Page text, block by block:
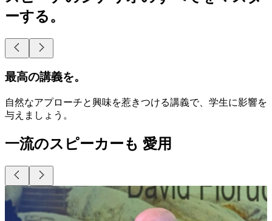
ーする。
最高の講義を。
自然なアプローチと興味を惹きつける講義で、学生に影響を
与えましょう。
プロとしてのプレゼン。
スムーズでパワフルなプレゼンテーションで、ビジネス会議
を リードする。
一流のスピーカーも 愛用